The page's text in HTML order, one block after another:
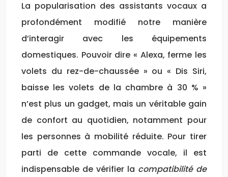
La popularisation des assistants vocaux a
profondément modifié notre manière
d’interagir avec les équipements
domestiques. Pouvoir dire « Alexa, ferme les
volets du rez-de-chaussée » ou « Dis Siri,
baisse les volets de la chambre à 30 % »
n’est plus un gadget, mais un véritable gain
de confort au quotidien, notamment pour
les personnes à mobilité réduite. Pour tirer
parti de cette commande vocale, il est
indispensable de vérifier la compatibilité de